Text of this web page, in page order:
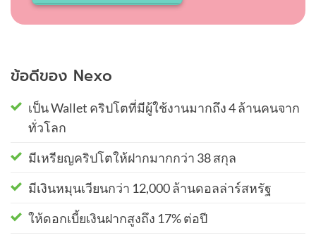
ข้อดีของ Nexo
เป็น Wallet คริปโตที่มีผู้ใช้งานมากถึง 4 ล้านคนจาก
ทั่วโลก
มีเหรียญคริปโตให้ฝากมากกว่า 38 สกุล
มีเงินหมุนเวียนกว่า 12,000 ล้านดอลล่าร์สหรัฐ
ให้ดอกเบี้ยเงินฝากสูงถึง 17% ต่อปี